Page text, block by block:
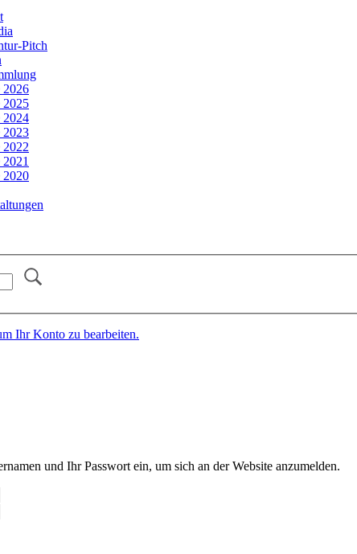
Pitch
2026
2025
2024
2023
2020
Ihr Konto zu bearbeiten.
und Ihr Passwort ein, um sich an der Website anzumelden.